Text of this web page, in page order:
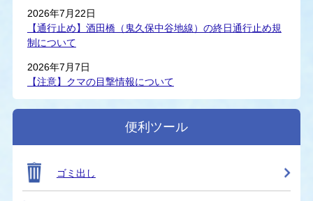
2026年7月22日
【通行止め】酒田橋（鬼久保中谷地線）の終日通行止め規
制について
2026年7月7日
【注意】クマの目撃情報について
便利ツール
ゴミ出し